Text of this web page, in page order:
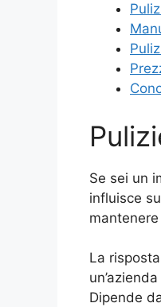
Se sei un
influisce
La
Dipende